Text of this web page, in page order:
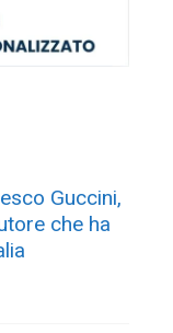
Guccini,
che ha